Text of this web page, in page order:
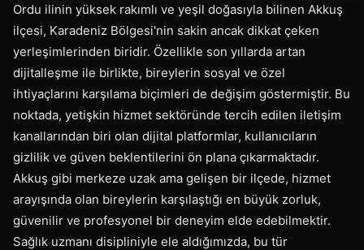
Ordu ilinin yüksek rakımlı ve yeşil doğasıyla bilinen Akkuş
ilçesi, Karadeniz Bölgesi'nin sakin ancak dikkat çeken
yerleşimlerinden biridir. Özellikle son yıllarda artan
dijitalleşme ile birlikte, bireylerin sosyal ve özel
ihtiyaçlarını karşılama biçimleri de değişim göstermiştir. Bu
noktada, yetişkin hizmet sektöründe tercih edilen iletişim
kanallarından biri olan dijital platformlar, kullanıcıların
gizlilik ve güven beklentilerini ön plana çıkarmaktadır.
Akkuş gibi merkeze uzak ama gelişen bir ilçede, hizmet
arayışında olan bireylerin karşılaştığı en büyük zorluk,
güvenilir ve profesyonel bir deneyim elde edebilmektir.
Sağlık uzmanı disipliniyle ele aldığımızda, bu tür